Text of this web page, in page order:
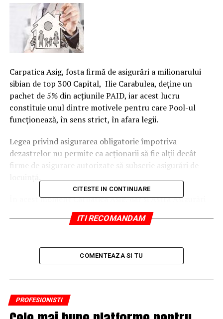
Carpatica Asig, fosta firmă de asigurări a milionarului
sibian de top 300 Capital, Ilie Carabulea, deţine un
pachet de 5% din acţiunile PAID, iar acest lucru
constituie unul dintre motivele pentru care Pool-ul
funcţionează, în sens strict, în afara legii.
Legea privind asigurarea obligatorie împotriva
dezastrelor nu permite ca acţionarii să fie alţii decât
firme de asigurare autorizate să subscrie asigurări de
În acest moment Carpatica Asig, dar şi Astra Asigurări
(alt acţionar al PAID) sunt firme care şi-au pierdut
calitatea de asigurător, fiind în faliment. Carpatica a
lichidatorul va face oferte tuturor firmelor de asigurare
autorizate să vândă poliţe de locuinţă pe teritoriul
României.
CITESTE IN CONTINUARE
ITI RECOMANDAM
COMENTEAZA SI TU
PROFESIONISTI